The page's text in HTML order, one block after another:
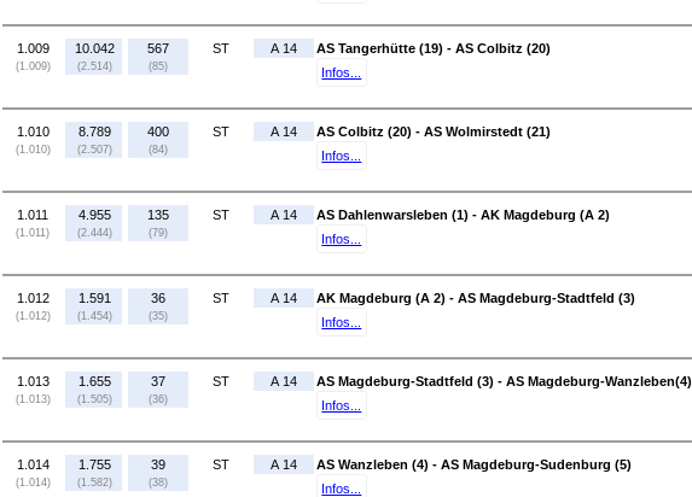
1.009
(1.009)
10.042
(2.514)
567
(85)
ST A 14
AS Tangerhütte (19) - AS Colbitz (20)
Infos...
1.010
(1.010)
8.789
(2.507)
400
(84)
ST A 14
AS Colbitz (20) - AS Wolmirstedt (21)
Infos...
1.011
(1.011)
4.955
(2.444)
135
(79)
ST A 14
AS Dahlenwarsleben (1) - AK Magdeburg (A 2)
Infos...
1.012
(1.012)
1.591
(1.454)
36
(35)
ST A 14
AK Magdeburg (A 2) - AS Magdeburg-Stadtfeld (3)
Infos...
1.013
(1.013)
1.655
(1.505)
37
(36)
ST A 14
AS Magdeburg-Stadtfeld (3) - AS Magdeburg-Wanzleben(4)
Infos...
1.014
(1.014)
1.755
(1.582)
39
(38)
ST A 14
AS Wanzleben (4) - AS Magdeburg-Sudenburg (5)
Infos...